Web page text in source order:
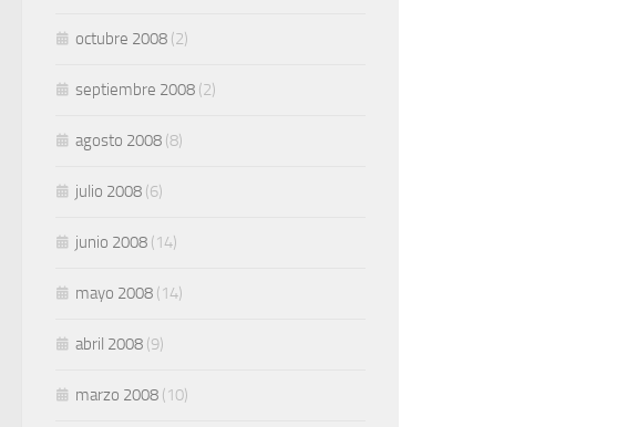
octubre 2008 (2)
septiembre 2008 (2)
agosto 2008 (8)
julio 2008 (6)
junio 2008 (14)
mayo 2008 (14)
abril 2008 (9)
marzo 2008 (10)